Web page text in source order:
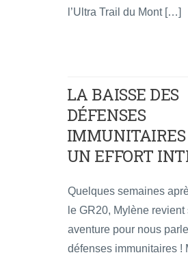
l’Ultra Trail du Mont […]
LA BAISSE DES
DÉFENSES
IMMUNITAIRES
UN EFFORT
Quelques semaines
le GR20, Mylène revient
aventure pour nous
défenses immunitaires !